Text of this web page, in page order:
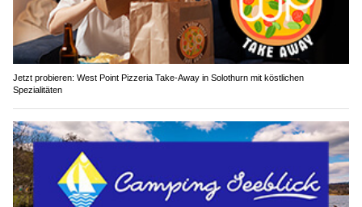
Jetzt probieren: West Point Pizzeria Take-Away in Solothurn mit köstlichen
Spezialitäten